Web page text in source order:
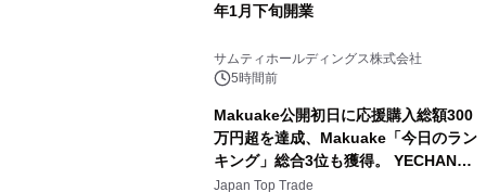
年1月下旬開業
サムティホールディングス株式会社
5時間前
Makuake公開初日に応援購入総額300
万円超を達成、Makuake「今日のラン
キング」総合3位も獲得。 YECHAN音
浴シンギングボウル第2弾の大型サイ
Japan Top Trade